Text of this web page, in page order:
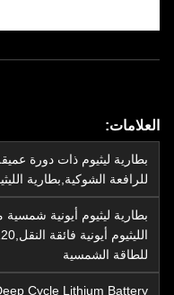
العلامات:
بطارية ليثيوم ذات دورة
للرافعة الشوكية,بطارية
بطارية ليثيوم أيونية
للطاقة الشمسية
Cycle Lithium Battery